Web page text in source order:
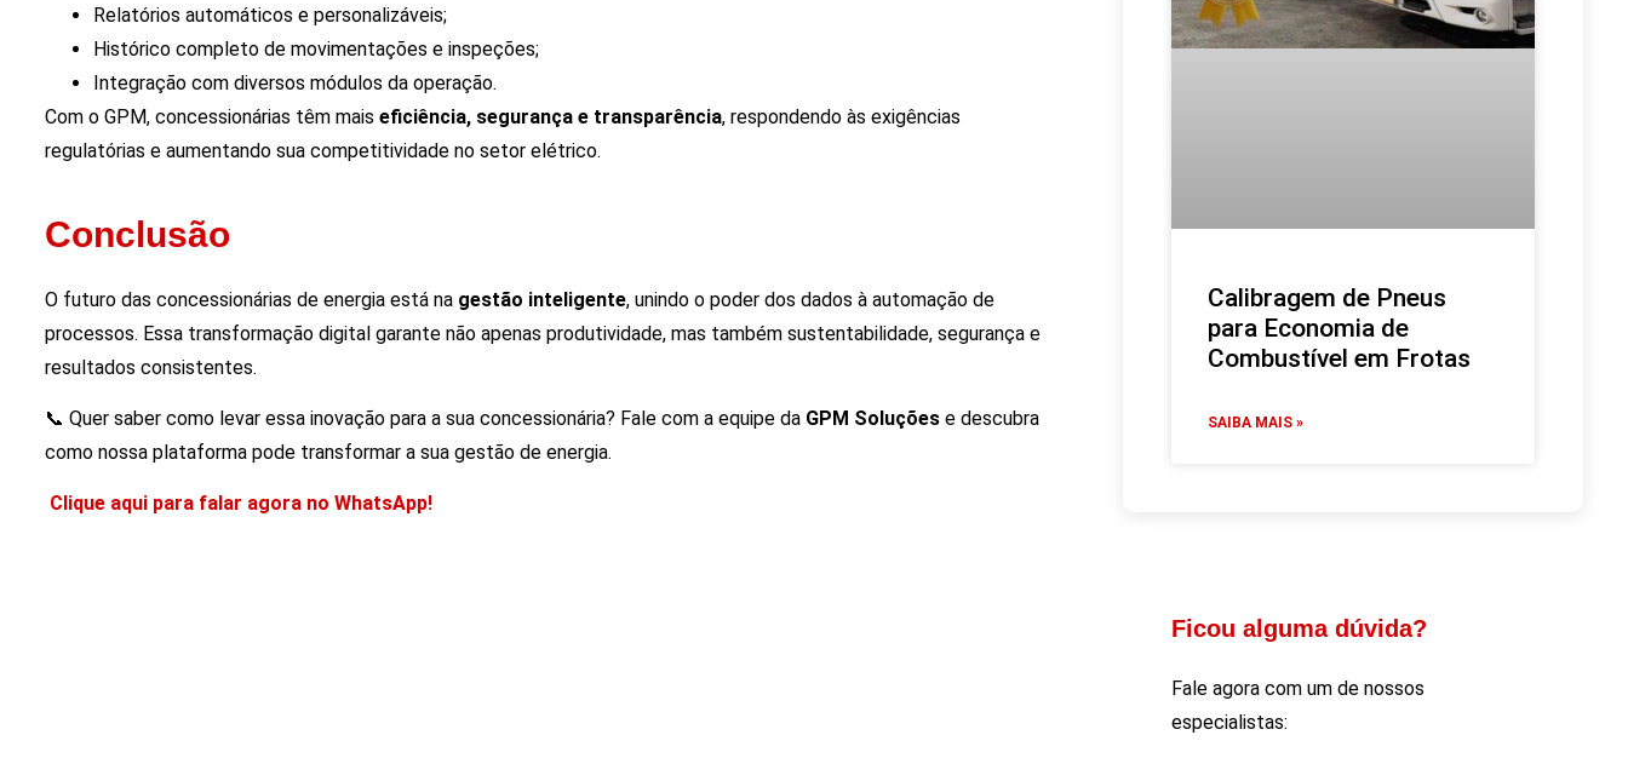
Relatórios automáticos e personalizáveis;
Histórico completo de movimentações e inspeções;
Integração com diversos módulos da operação.
Com o GPM, concessionárias têm mais eficiência, segurança e transparência, respondendo às exigências
regulatórias e aumentando sua competitividade no setor elétrico.
Conclusão
O futuro das concessionárias de energia está na gestão inteligente, unindo o poder dos dados à automação de
processos. Essa transformação digital garante não apenas produtividade, mas também sustentabilidade, segurança e
resultados consistentes.
📞 Quer saber como levar essa inovação para a sua concessionária? Fale com a equipe da GPM Soluções e descubra
como nossa plataforma pode transformar a sua gestão de energia.
Clique aqui para falar agora no WhatsApp!
Calibragem de Pneus
para Economia de
Combustível em Frotas
SAIBA MAIS »
Ficou alguma dúvida?
Fale agora com um de nossos
especialistas: